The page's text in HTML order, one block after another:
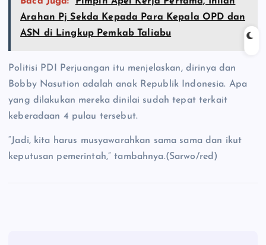
Arahan Pj Sekda Kepada Para Kepala OPD dan
ASN di Lingkup Pemkab Taliabu
Politisi PDI Perjuangan itu menjelaskan, dirinya dan
Bobby Nasution adalah anak Republik Indonesia. Apa
yang dilakukan mereka dinilai sudah tepat terkait
keberadaan 4 pulau tersebut.
“Jadi, kita harus musyawarahkan sama sama dan ikut
keputusan pemerintah,” tambahnya.(Sarwo/red)